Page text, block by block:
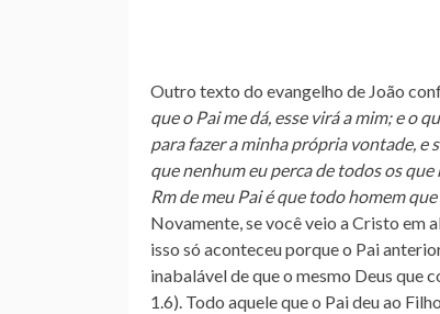
Outro texto do evangelho de João
que o Pai me dá, esse virá a mim; eo
para fazer a minha própria vontade, e
que nenhum eu perca de todos os que
Rm de meu Pai é que todo homem
Novamente, se você veio a Cristo em
isso só aconteceu porque o Pai
inabalável de que o mesmo Deus que
1.6). Todo aquele que o Pai deu ao